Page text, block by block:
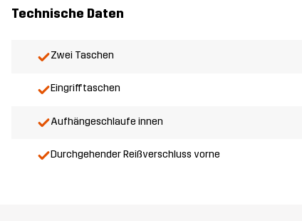
Technische Daten
Zwei Taschen
Eingrifftaschen
Aufhängeschlaufe innen
Durchgehender Reißverschluss vorne